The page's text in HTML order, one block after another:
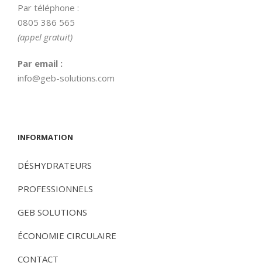
Par téléphone :
0805 386 565
(appel gratuit)
Par email :
info@geb-solutions.com
INFORMATION
DÉSHYDRATEURS
PROFESSIONNELS
GEB SOLUTIONS
ÉCONOMIE CIRCULAIRE
CONTACT